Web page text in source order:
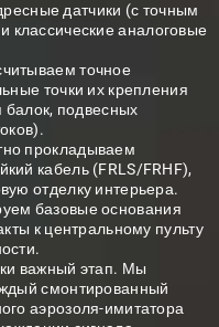
датчики (с точным
классические аналоговые
точное
точки их крепления
балок, подвесных
прокладываем
кабель (FRLS/FRHF),
отделку интерьера.
базовые основания
к центральному пульту
важный этап. Мы
смонтированный
аэрозоля-имитатора